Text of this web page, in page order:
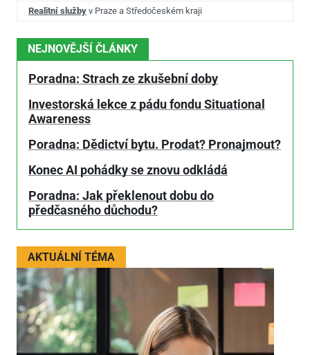
Realitní služby v Praze a Středočeském kraji
NEJNOVĚJŠÍ ČLÁNKY
Poradna: Strach ze zkušební doby
Investorská lekce z pádu fondu Situational
Awareness
Poradna: Dědictví bytu. Prodat? Pronajmout?
Konec AI pohádky se znovu odkládá
Poradna: Jak překlenout dobu do
předčasného důchodu?
AKTUÁLNÍ TÉMA